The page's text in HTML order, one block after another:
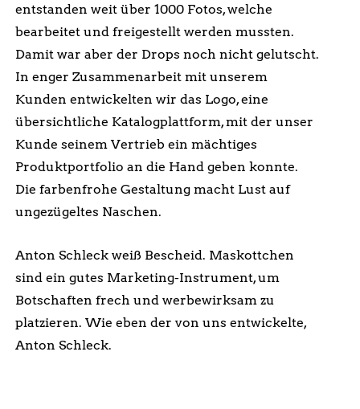
entstanden weit über 1000 Fotos, welche
bearbeitet und freigestellt werden mussten.
Damit war aber der Drops noch nicht gelutscht.
In enger Zusammenarbeit mit unserem
Kunden entwickelten wir das Logo, eine
übersichtliche Katalogplattform, mit der unser
Kunde seinem Vertrieb ein mächtiges
Produktportfolio an die Hand geben konnte.
Die farbenfrohe Gestaltung macht Lust auf
ungezügeltes Naschen.
Anton Schleck weiß Bescheid. Maskottchen
sind ein gutes Marketing-Instrument, um
Botschaften frech und werbewirksam zu
platzieren. Wie eben der von uns entwickelte,
Anton Schleck.